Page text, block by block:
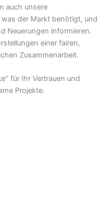
auch unsere
der Markt benötigt, und
Neuerungen informieren.
einer fairen,
Zusammenarbeit.
für Ihr Vertrauen und
Projekte.